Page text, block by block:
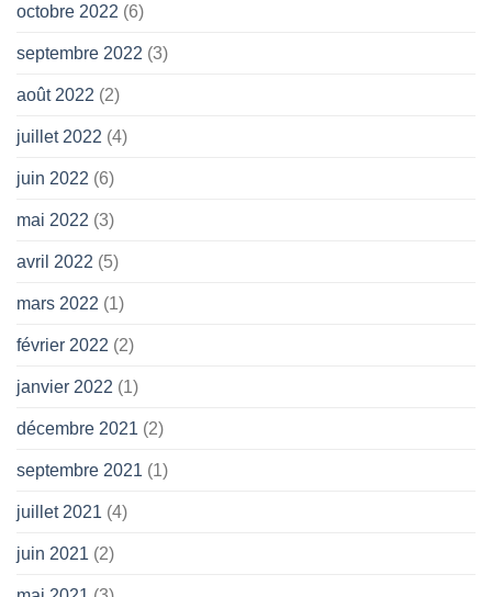
octobre 2022 (6)
septembre 2022 (3)
août 2022 (2)
juillet 2022 (4)
juin 2022 (6)
mai 2022 (3)
avril 2022 (5)
mars 2022 (1)
février 2022 (2)
janvier 2022 (1)
décembre 2021 (2)
septembre 2021 (1)
juillet 2021 (4)
juin 2021 (2)